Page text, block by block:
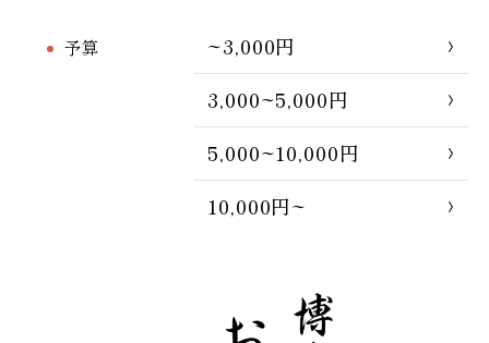
予算
~3,000円
3,000~5,000円
5,000~10,000円
10,000円~